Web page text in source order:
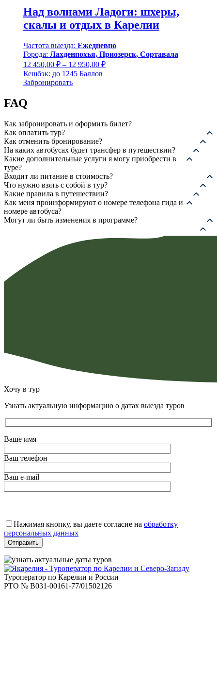
Над волнами Ладоги: шхеры,
скалы и отдых в Карелии
Частота выезда: Ежедневно
Города: Лахденпохья, Приозерск, Сортавала
12 450,00 ₽ – 12 950,00 ₽Диапазон
Кешбэк: до 1245 Баллов
Забронировать
FAQ
Как забронировать и оформить билет?
Как оплатить тур?
Как отменить бронирование?
На каких автобусах будет трансфер в путешествии?
Какие дополнительные услуги я могу приобрести в
туре?
Входит ли питание в стоимость?
Что нужно взять с собой в тур?
Какие правила в путешествии?
Как меня проинформируют о номере телефона гида и
номере автобуса?
Могут ли быть изменения в программе?
Хочу в тур
Узнать актуальную информацию о датах выезда туров
Ваше имя
Ваш телефон
Ваш e-mail
это
поле
пустым.
Нажимая кнопку, вы даете согласие на обработку
персональных данных
Туроператор по Карелии и России
РТО № В031-00161-77/01502126